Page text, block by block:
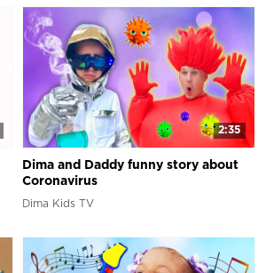
2:35
Dima and Daddy funny story about
Coronavirus
Dima Kids TV